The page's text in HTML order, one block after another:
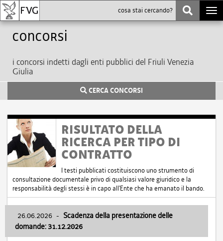
Concorsi
i concorsi indetti dagli enti pubblici del Friuli Venezia
Giulia
CERCA CONCORSI
RISULTATO DELLA
RICERCA PER TIPO DI
CONTRATTO
I testi pubblicati costituiscono uno strumento di
consultazione documentale privo di qualsiasi valore giuridico e la
responsabilità degli stessi è in capo all'Ente che ha emanato il bando.
26.06.2026 - Scadenza della presentazione delle
domande: 31.12.2026